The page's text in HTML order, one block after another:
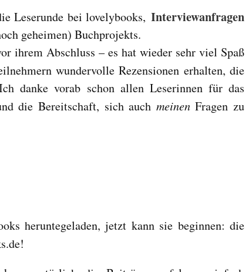
Leserunde bei lovelybooks,Interviewanfragen
geheimen) Buchprojekts.
ihrem Abschluss – es hat wieder sehr viel Spaß
wundervolle Rezensionen erhalten, die
danke vorab schon allen Leserinnen für das
die Bereitschaft, sich auch meinenFragen zu
heruntegeladen, jetzt kann sie beginnen: die